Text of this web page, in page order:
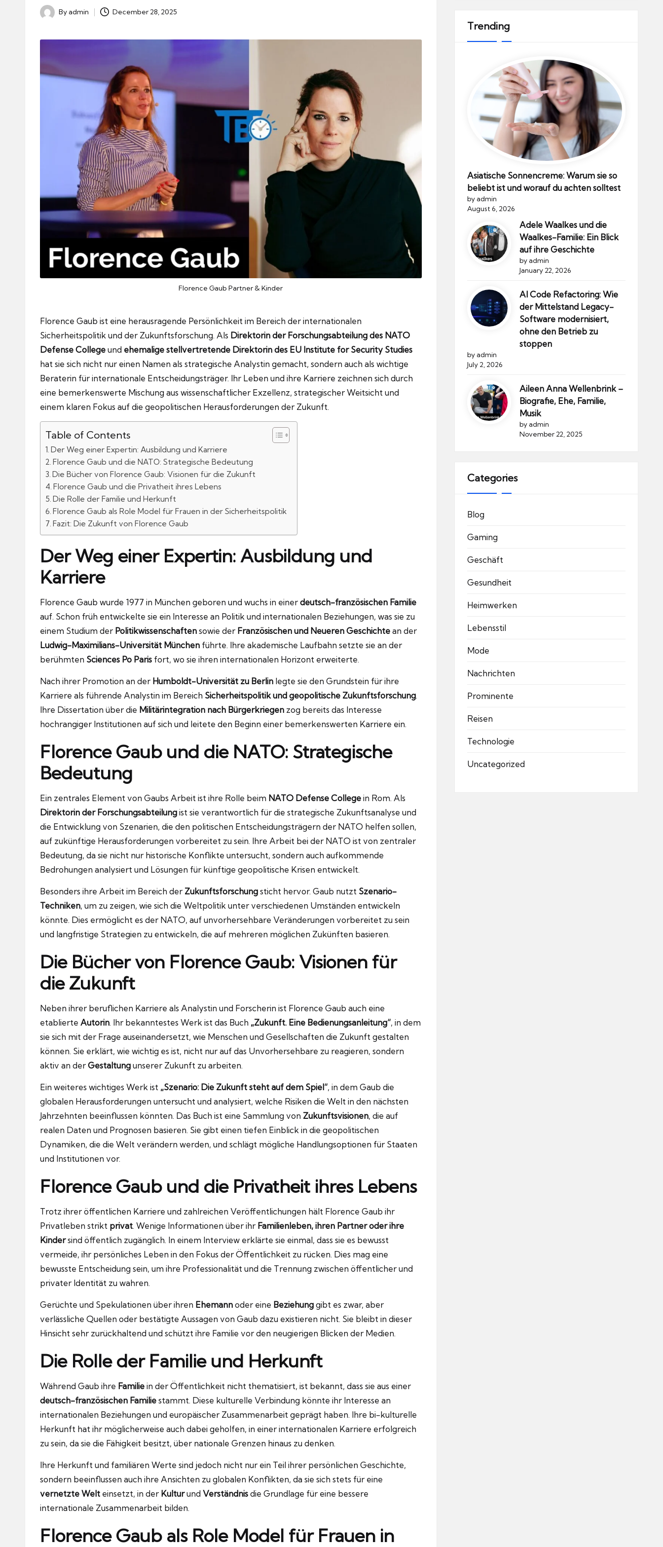
Posted
Byadmin December 28, 2025
Florence Gaub Partner & Kinder
Florence Gaub ist eine herausragende Persönlichkeit im Bereich der internationalen
Sicherheitspolitik und der Zukunftsforschung. Als Direktorin der Forschungsabteilung des NATO
Defense Collegeund ehemalige stellvertretende Direktorin des EU Institute for Security Studies
hat sie sich nicht nur einen Namen als strategische Analystin gemacht, sondern auch als wichtige
Beraterin für internationale Entscheidungsträger. Ihr Leben und ihre Karriere zeichnen sich durch
eine bemerkenswerte Mischung aus wissenschaftlicher Exzellenz, strategischer Weitsicht und
einem klaren Fokus auf die geopolitischen Herausforderungen der Zukunft.
Table of Contents
Der Weg einer Expertin: Ausbildung und Karriere
Florence Gaub und die NATO: Strategische Bedeutung
Die Bücher von Florence Gaub: Visionen für die Zukunft
Florence Gaub und die Privatheit ihres Lebens
Die Rolle der Familie und Herkunft
Florence Gaub als Role Model für Frauen in der Sicherheitspolitik
Fazit: Die Zukunft von Florence Gaub
Der Weg einer Expertin: Ausbildung und
Karriere
Florence Gaub wurde 1977 in München geboren und wuchs in einerdeutsch-französischen Familie
auf. Schon früh entwickelte sie ein Interesse an Politik und internationalen Beziehungen, was sie zu
einem Studium der Politikwissenschaftensowie der Französischen und Neueren Geschichtean der
Ludwig-Maximilians-Universität München führte. Ihre akademische Laufbahn setzte sie an der
berühmten Sciences Po Paris fort, wo sie ihren internationalen Horizont erweiterte.
Nach ihrer Promotion an der Humboldt-Universität zu Berlin legte sie den Grundstein für ihre
Karriere als führende Analystin im Bereich Sicherheitspolitik und geopolitische Zukunftsforschung.
Ihre Dissertation über die Militärintegration nach Bürgerkriegen zog bereits das Interesse
hochrangiger Institutionen auf sich und leitete den Beginn einer bemerkenswerten Karriere ein.
Florence Gaub und die NATO: Strategische
Bedeutung
Ein zentrales Element von Gaubs Arbeit ist ihre Rolle beim NATO Defense Collegein Rom. Als
Direktorin der Forschungsabteilungist sie verantwortlich für die strategische Zukunftsanalyse und
die Entwicklung von Szenarien, die den politischen Entscheidungsträgern der NATO helfen sollen,
auf zukünftige Herausforderungen vorbereitet zu sein. Ihre Arbeit bei der NATO ist von zentraler
Bedeutung, da sie nicht nur historische Konflikte untersucht, sondern auch aufkommende
Bedrohungen analysiert und Lösungen für künftige geopolitische Krisen entwickelt.
Besonders ihre Arbeit im Bereich der Zukunftsforschungsticht hervor. Gaub nutzt Szenario-
Techniken, um zu zeigen, wie sich die Weltpolitik unter verschiedenen Umständen entwickeln
könnte. Dies ermöglicht es der NATO, auf unvorhersehbare Veränderungen vorbereitet zu sein
und langfristige Strategien zu entwickeln, die auf mehreren möglichen Zukünften basieren.
Die Bücher von Florence Gaub: Visionen für
die Zukunft
Neben ihrer beruflichen Karriere als Analystin und Forscherin ist Florence Gaub auch eine
etablierte Autorin. Ihr bekanntestes Werk ist das Buch „Zukunft. Eine Bedienungsanleitung“, in dem
sie sich mit der Frage auseinandersetzt, wie Menschen und Gesellschaften die Zukunft gestalten
können. Sie erklärt, wie wichtig es ist, nicht nur auf das Unvorhersehbare zu reagieren, sondern
aktiv an derGestaltungunserer Zukunft zu arbeiten.
Ein weiteres wichtiges Werk ist „Szenario: Die Zukunft steht auf dem Spiel“, in dem Gaub die
globalen Herausforderungen untersucht und analysiert, welche Risiken die Welt in den nächsten
Jahrzehnten beeinflussen könnten. Das Buch ist eine Sammlung von Zukunftsvisionen, die auf
realen Daten und Prognosen basieren. Sie gibt einen tiefen Einblick in die geopolitischen
Dynamiken, die die Welt verändern werden, und schlägt mögliche Handlungsoptionen für Staaten
und Institutionen vor.
Florence Gaub und die Privatheit ihres Lebens
Trotz ihrer öffentlichen Karriere und zahlreichen Veröffentlichungen hält Florence Gaub ihr
Privatleben strikt privat. Wenige Informationen über ihr Familienleben, ihren Partner oder ihre
Kindersind öffentlich zugänglich. In einem Interview erklärte sie einmal, dass sie es bewusst
vermeide, ihr persönliches Leben in den Fokus der Öffentlichkeit zu rücken. Dies mag eine
bewusste Entscheidung sein, um ihre Professionalität und die Trennung zwischen öffentlicher und
privater Identität zu wahren.
Gerüchte und Spekulationen über ihren Ehemannoder eine Beziehunggibt es zwar, aber
verlässliche Quellen oder bestätigte Aussagen von Gaub dazu existieren nicht. Sie bleibt in dieser
Hinsicht sehr zurückhaltend und schützt ihre Familie vor den neugierigen Blicken der Medien.
Die Rolle der Familie und Herkunft
Während Gaub ihre Familiein der Öffentlichkeit nicht thematisiert, ist bekannt, dass sie aus einer
deutsch-französischen Familiestammt. Diese kulturelle Verbindung könnte ihr Interesse an
internationalen Beziehungen und europäischer Zusammenarbeit geprägt haben. Ihre bi-kulturelle
Herkunft hat ihr möglicherweise auch dabei geholfen, in einer internationalen Karriere erfolgreich
zu sein, da sie die Fähigkeit besitzt, über nationale Grenzen hinaus zu denken.
Ihre Herkunft und familiären Werte sind jedoch nicht nur ein Teil ihrer persönlichen Geschichte,
sondern beeinflussen auch ihre Ansichten zu globalen Konflikten, da sie sich stets für eine
vernetzte Welt einsetzt, in der Kulturund Verständnisdie Grundlage für eine bessere
internationale Zusammenarbeit bilden.
Florence Gaub als Role Model für Frauen in
Trending
Asiatische Sonnencreme: Warum sie so
beliebt ist und worauf du achten solltest
by admin
August 6, 2026
Adele Waalkes und die
Waalkes-Familie: Ein Blick
auf ihre Geschichte
by admin
January 22, 2026
AI Code Refactoring: Wie
der Mittelstand Legacy-
Software modernisiert,
ohne den Betrieb zu
stoppen
by admin
July 2, 2026
Aileen Anna Wellenbrink –
Biografie, Ehe, Familie,
Musik
by admin
November 22, 2025
Categories
Blog
Gaming
Geschäft
Gesundheit
Heimwerken
Lebensstil
Mode
Nachrichten
Prominente
Reisen
Technologie
Uncategorized